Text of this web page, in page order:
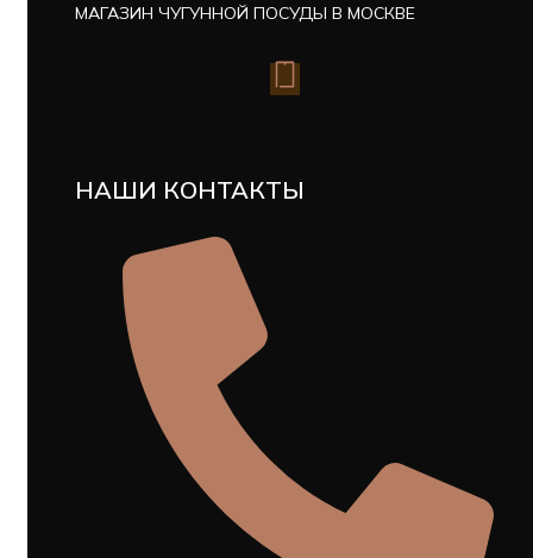
МАГАЗИН ЧУГУННОЙ ПОСУДЫ В МОСКВЕ
НАШИ КОНТАКТЫ